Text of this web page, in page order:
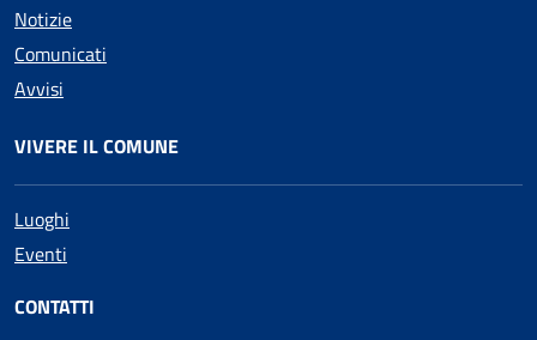
Notizie
Comunicati
Avvisi
VIVERE IL COMUNE
Luoghi
Eventi
CONTATTI